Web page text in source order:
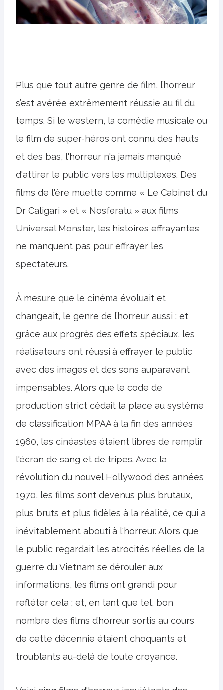
Plus que tout autre genre de film, l’horreur
s’est avérée extrêmement réussie au fil du
temps. Si le western, la comédie musicale ou
le film de super-héros ont connu des hauts
et des bas, l'horreur n'a jamais manqué
d'attirer le public vers les multiplexes. Des
films de l'ère muette comme « Le Cabinet du
Dr Caligari » et « Nosferatu » aux films
Universal Monster, les histoires effrayantes
ne manquent pas pour effrayer les
spectateurs.
À mesure que le cinéma évoluait et
changeait, le genre de l’horreur aussi ; et
grâce aux progrès des effets spéciaux, les
réalisateurs ont réussi à effrayer le public
avec des images et des sons auparavant
impensables. Alors que le code de
production strict cédait la place au système
de classification MPAA à la fin des années
1960, les cinéastes étaient libres de remplir
l'écran de sang et de tripes. Avec la
révolution du nouvel Hollywood des années
1970, les films sont devenus plus brutaux,
plus bruts et plus fidèles à la réalité, ce qui a
inévitablement abouti à l'horreur. Alors que
le public regardait les atrocités réelles de la
guerre du Vietnam se dérouler aux
informations, les films ont grandi pour
refléter cela ; et, en tant que tel, bon
nombre des films d’horreur sortis au cours
de cette décennie étaient choquants et
troublants au-delà de toute croyance.